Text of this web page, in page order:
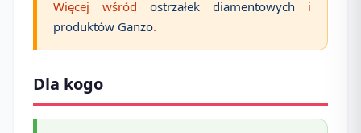
Więcej wśród ostrzałek diamentowych i
produktów Ganzo.
Dla kogo